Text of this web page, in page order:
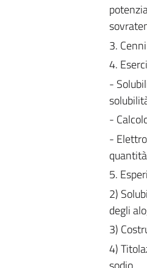
3.
4.
-
-
-
5.
2)
degli
3)
4)